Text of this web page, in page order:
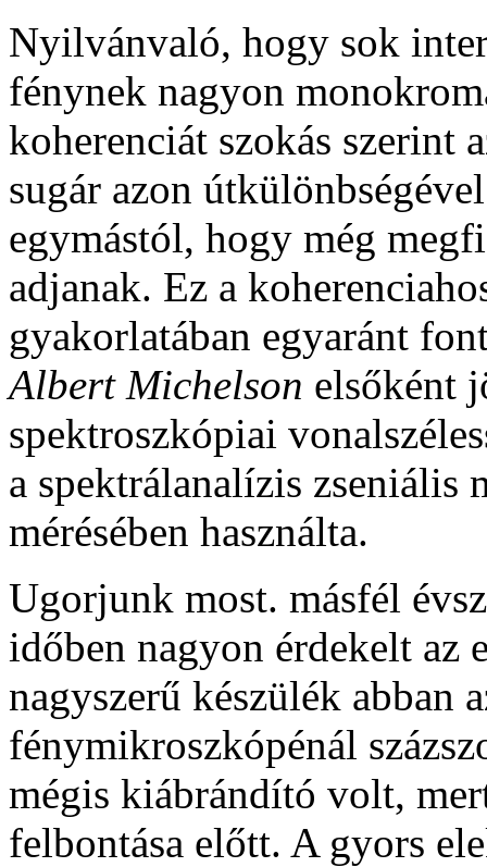
Nyilvánvaló, hogy sok
fénynek nagyon
koherenciát szokás szerint
sugár azon
egymástól, hogy még
adjanak. Ez a
gyakorlatában egyaránt
Albert Michelson elsőként
spektroszkópiai
a spektrálanalízis zseniális
mérésében használta.
Ugorjunk most. másfél
időben nagyon érdekelt az
nagyszerű készülék abban
fénymikroszkópénál
mégis kiábrándító volt,
felbontása előtt. A gyors